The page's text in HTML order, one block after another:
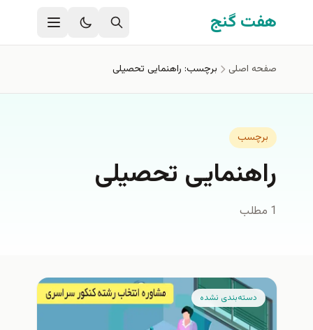
رفتن به محتوای اصلی
هفت گنج
صفحه اصلی برچسب: راهنمایی تحصیلی
برچسب
راهنمایی تحصیلی
1 مطلب
دسته‌بندی نشده